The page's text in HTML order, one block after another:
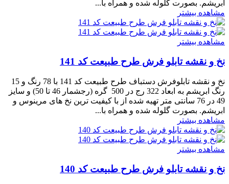
ابریشم. بصورت گلوله شده و همراه با...
مشاهده بیشتر
مشاهده بیشتر
نخ و نقشه تابلو فرش طرح طبیعت کد 141
نخ و نقشه تابلوفرش دستباف طرح طبیعت کد 141 با 78 رنگ و 15
رنگ ابریشم به ابعاد 322 رج در 500 گره (رجشمار 46 تا 50) و سایز
49 در 76 سانتی متر تهیه شده از با کیفیت ترین نخ های مرینوس و
ابریشم. بصورت گلوله شده و همراه با...
مشاهده بیشتر
مشاهده بیشتر
نخ و نقشه تابلو فرش طرح طبیعت کد 140